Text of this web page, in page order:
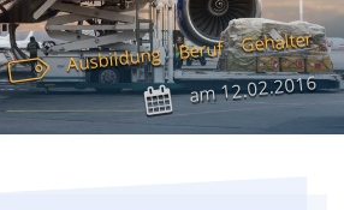
Ausbildung Beruf Gehälter
am12.02.2016